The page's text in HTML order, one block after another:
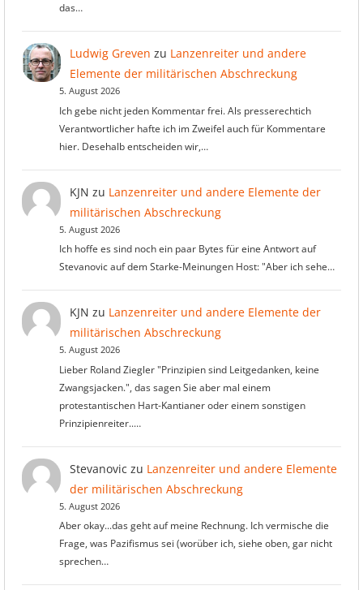
das…
Ludwig Greven zu Lanzenreiter und andere
Elemente der militärischen Abschreckung
5. August 2026
Ich gebe nicht jeden Kommentar frei. Als presserechtich
Verantwortlicher hafte ich im Zweifel auch für Kommentare
hier. Desehalb entscheiden wir,…
KJN zu Lanzenreiter und andere Elemente der
militärischen Abschreckung
5. August 2026
Ich hoffe es sind noch ein paar Bytes für eine Antwort auf
Stevanovic auf dem Starke-Meinungen Host: "Aber ich sehe…
KJN zu Lanzenreiter und andere Elemente der
militärischen Abschreckung
5. August 2026
Lieber Roland Ziegler "Prinzipien sind Leitgedanken, keine
Zwangsjacken.", das sagen Sie aber mal einem
protestantischen Hart-Kantianer oder einem sonstigen
Prinzipienreiter..…
Stevanovic zu Lanzenreiter und andere Elemente
der militärischen Abschreckung
5. August 2026
Aber okay...das geht auf meine Rechnung. Ich vermische die
Frage, was Pazifismus sei (worüber ich, siehe oben, gar nicht
sprechen…